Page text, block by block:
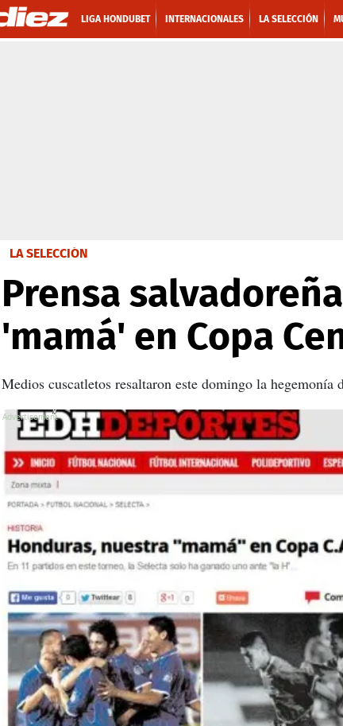
LIGA HONDUBET INTERNACIONALES LA SELECCIÓN
LA SELECCIÓN
Prensa
'mamá' en Copa
Medios cuscatletos resaltaron este domingo la hegemonía
X